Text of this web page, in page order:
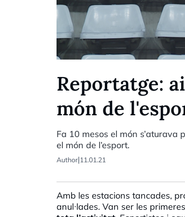
Reportatge:
món de
Fa 10 mesos el món
el món de l’esport.
Author|11.01.21
Amb les estacions tancades,
anul·lades. Van ser les